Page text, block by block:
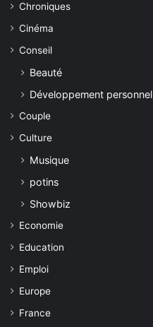
Chroniques
Cinéma
Conseil
Beauté
Développement personnel
Couple
Culture
Musique
potins
Showbiz
Economie
Education
Emploi
Europe
France